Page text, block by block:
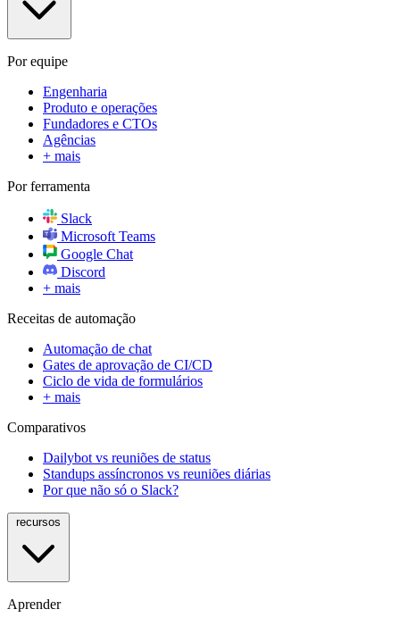
Por equipe
Engenharia
Produto e operações
Fundadores e CTOs
Agências
+ mais
Por ferramenta
Slack
Microsoft Teams
Google Chat
Discord
+ mais
Receitas de automação
Automação de chat
Gates de aprovação de CI/CD
Ciclo de vida de formulários
+ mais
Comparativos
Dailybot vs reuniões de status
Standups assíncronos vs reuniões diárias
Por que não só o Slack?
Aprender